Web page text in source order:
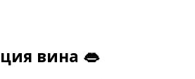
вина 👄